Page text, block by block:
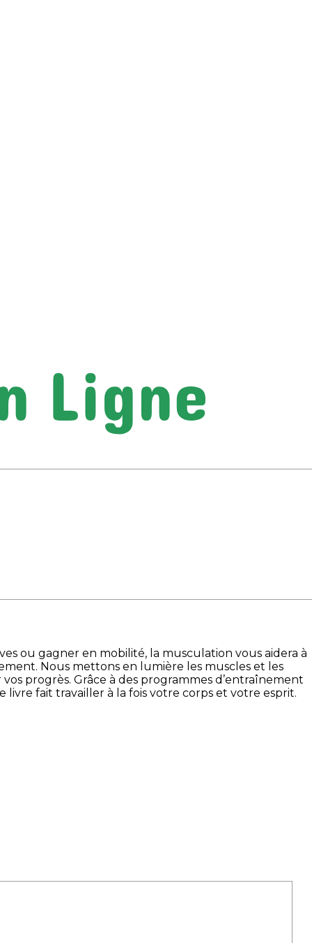
ou gagner en mobilité, la musculation vous aidera à
Nous mettons en lumière les muscles et les
progrès. Grâce à des programmes d’entraînement
fait travailler à la fois votre corps et votre esprit.